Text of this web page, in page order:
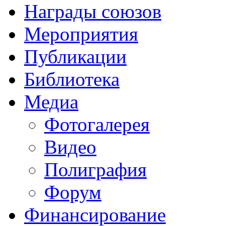
Награды союзов
Мероприятия
Публикации
Библиотека
Медиа
Фотогалерея
Видео
Полиграфия
Форум
Финансирование